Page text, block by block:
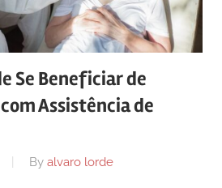
Se Beneficiar de
Assistência de
By alvaro lorde